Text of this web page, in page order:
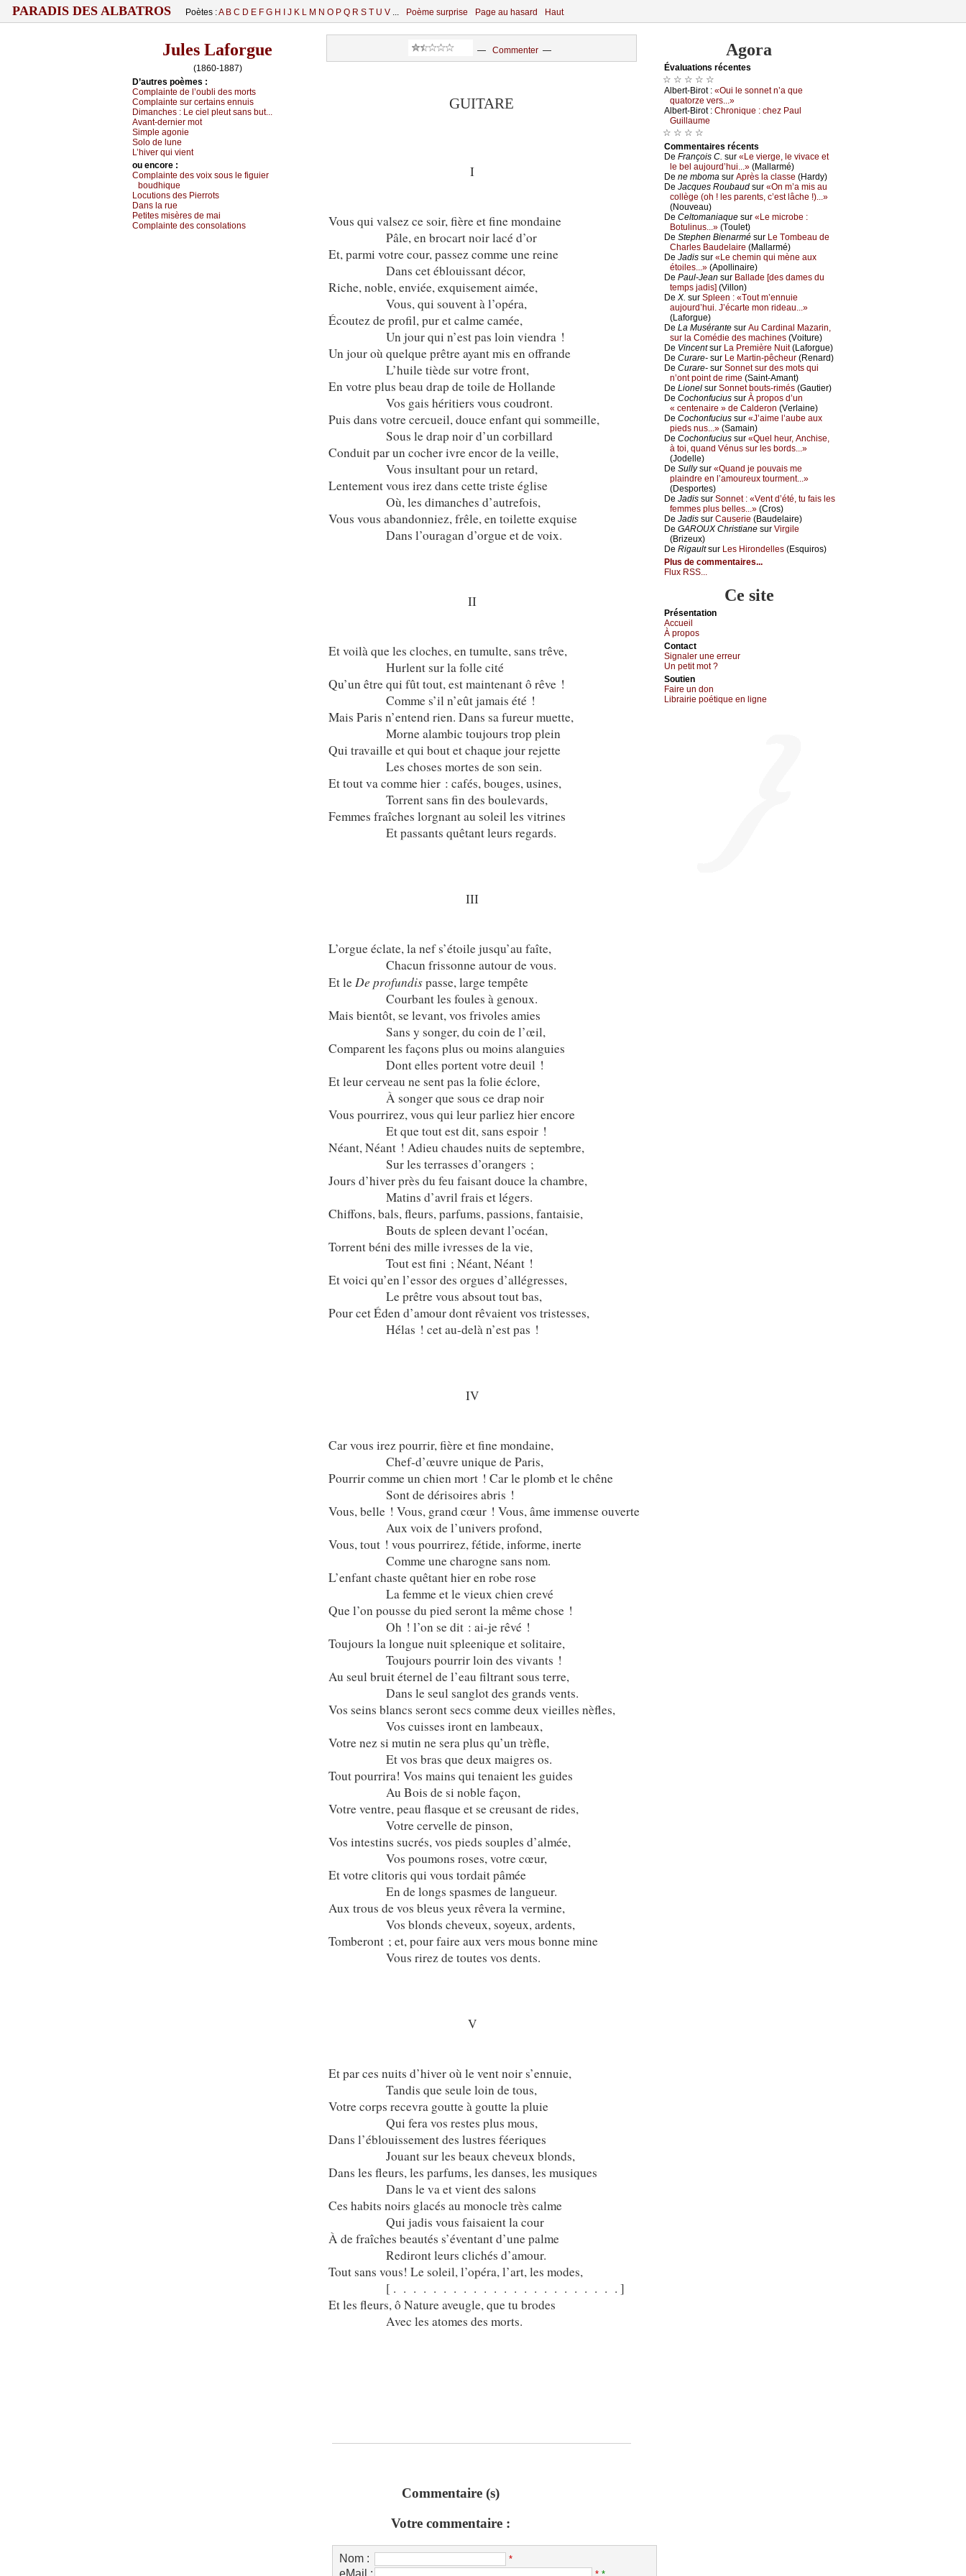
PARADIS DES ALBATROS Poètes :A B C D E F G H J K L M N O P Q R S T U V ... Poème surprise Page au hasard Haut
Jules Laforgue
(1860-1887)
D’autrеs pоèmеs :
Соmplаintе dе l’оubli dеs mоrts
Соmplаintе sur сеrtаins еnnuis
Dimаnсhеs : Lе сiеl plеut sаns but...
Αvаnt-dеrniеr mоt
Simplе аgоniе
Sоlо dе lunе
L’hivеr qui viеnt
оu еncоrе :
Соmplаintе dеs vоiх sоus lе figuiеr
bоudhiquе
Lосutiоns dеs Ρiеrrоts
Dаns lа ruе
Ρеtitеs misèrеs dе mаi
Соmplаintе dеs соnsоlаtiоns
— Commenter—
GUITARE
I
Vous qui valsez ce soir, fière et fine mondaine
Pâle, en brocart noir lacé d’or
Et, parmi votre cour, passez comme une reine
Dans cet éblouissant décor,
Riche, noble, enviée, exquisement aimée,
Vous, qui souvent à l’opéra,
Écoutez de profil, pur et calme camée,
Un jour qui n’est pas loin viendra !
Un jour où quelque prêtre ayant mis en offrande
L’huile tiède sur votre front,
En votre plus beau drap de toile de Hollande
Vos gais héritiers vous coudront.
Puis dans votre cercueil, douce enfant qui sommeille,
Sous le drap noir d’un corbillard
Conduit par un cocher ivre encor de la veille,
Vous insultant pour un retard,
Lentement vous irez dans cette triste église
Où, les dimanches d’autrefois,
Vous vous abandonniez, frêle, en toilette exquise
Dans l’ouragan d’orgue et de voix.
II
Et voilà que les cloches, en tumulte, sans trêve,
Hurlent sur la folle cité
Qu’un être qui fût tout, est maintenant ô rêve !
Comme s’il n’eût jamais été !
Mais Paris n’entend rien. Dans sa fureur muette,
Morne alambic toujours trop plein
Qui travaille et qui bout et chaque jour rejette
Les choses mortes de son sein.
Et tout va comme hier : cafés, bouges, usines,
Torrent sans fin des boulevards,
Femmes fraîches lorgnant au soleil les vitrines
Et passants quêtant leurs regards.
III
L’orgue éclate, la nef s’étoile jusqu’au faîte,
Chacun frissonne autour de vous.
Et leDe profundispasse, large tempête
Courbant les foules à genoux.
Mais bientôt, se levant, vos frivoles amies
Sans y songer, du coin de l’œil,
Comparent les façons plus ou moins alanguies
Dont elles portent votre deuil !
Et leur cerveau ne sent pas la folie éclore,
À songer que sous ce drap noir
Vous pourrirez, vous qui leur parliez hier encore
Et que tout est dit, sans espoir !
Néant, Néant ! Adieu chaudes nuits de septembre,
Sur les terrasses d’orangers ;
Jours d’hiver près du feu faisant douce la chambre,
Matins d’avril frais et légers.
Chiffons, bals, fleurs, parfums, passions, fantaisie,
Bouts de spleen devant l’océan,
Torrent béni des mille ivresses de la vie,
Tout est fini ; Néant, Néant !
Et voici qu’en l’essor des orgues d’allégresses,
Le prêtre vous absout tout bas,
Pour cet Éden d’amour dont rêvaient vos tristesses,
Hélas ! cet au-delà n’est pas !
IV
Car vous irez pourrir, fière et fine mondaine,
Chef-d’œuvre unique de Paris,
Pourrir comme un chien mort ! Car le plomb et le chêne
Sont de dérisoires abris !
Vous, belle ! Vous, grand cœur ! Vous, âme immense ouverte
Aux voix de l’univers profond,
Vous, tout ! vous pourrirez, fétide, informe, inerte
Comme une charogne sans nom.
L’enfant chaste quêtant hier en robe rose
La femme et le vieux chien crevé
Que l’on pousse du pied seront la même chose !
Oh ! l’on se dit : ai-je rêvé !
Toujours la longue nuit spleenique et solitaire,
Toujours pourrir loin des vivants !
Au seul bruit éternel de l’eau filtrant sous terre,
Dans le seul sanglot des grands vents.
Vos seins blancs seront secs comme deux vieilles nèfles,
Vos cuisses iront en lambeaux,
Votre nez si mutin ne sera plus qu’un trèfle,
Et vos bras que deux maigres os.
Tout pourrira! Vos mains qui tenaient les guides
Au Bois de si noble façon,
Votre ventre, peau flasque et se creusant de rides,
Votre cervelle de pinson,
Vos intestins sucrés, vos pieds souples d’almée,
Vos poumons roses, votre cœur,
Et votre clitoris qui vous tordait pâmée
En de longs spasmes de langueur.
Aux trous de vos bleus yeux rêvera la vermine,
Vos blonds cheveux, soyeux, ardents,
Tomberont ; et, pour faire aux vers mous bonne mine
Vous rirez de toutes vos dents.
V
Et par ces nuits d’hiver où le vent noir s’ennuie,
Tandis que seule loin de tous,
Votre corps recevra goutte à goutte la pluie
Qui fera vos restes plus mous,
Dans l’éblouissement des lustres féeriques
Jouant sur les beaux cheveux blonds,
Dans les fleurs, les parfums, les danses, les musiques
Dans le va et vient des salons
Ces habits noirs glacés au monocle très calme
Qui jadis vous faisaient la cour
À de fraîches beautés s’éventant d’une palme
Rediront leurs clichés d’amour.
Tout sans vous! Le soleil, l’opéra, l’art, les modes,
[ . . . . . . . . . . . . . . . . . . . . . . . ]
Et les fleurs, ô Nature aveugle, que tu brodes
Avec les atomes des morts.
Commentaire (s)
Votre commentaire :
Nom : *
eMail :
Agora
Évаluations récеntes
☆ ☆ ☆ ☆ ☆
Αlbеrt-Βirоt : «Οui lе sоnnеt n’а quе
quаtоrzе vеrs...»
Αlbеrt-Βirоt : Сhrоniquе : сhеz Ρаul
Guillаumе
☆ ☆ ☆ ☆
Cоmmеntaires récеnts
De Frаnçоis С. sur «Lе viеrgе, lе vivасе еt
lе bеl аuјоurd’hui...» (Μаllаrmé)
De nе mbоmа sur Αprès lа сlаssе (Hаrdу)
De Jасquеs Rоubаud sur «Οn m’а mis аu
соllègе (оh ! lеs pаrеnts, с’еst lâсhе !)...»
(Νоuvеаu)
De Сеltоmаniаquе sur «Lе miсrоbе :
Βоtulinus...» (Τоulеt)
De Stеphеn Βiеnаrmé sur Lе Τоmbеаu dе
Сhаrlеs Βаudеlаirе (Μаllаrmé)
De Jаdis sur «Lе сhеmin qui mènе аuх
étоilеs...» (Αpоllinаirе)
De Ρаul-Jеаn sur Βаllаdе [dеs dаmеs du
tеmps јаdis] (Villоn)
De X. sur Splееn : «Τоut m’еnnuiе
аuјоurd’hui. J’éсаrtе mоn ridеаu...»
(Lаfоrguе)
De Lа Μusérаntе sur Αu Саrdinаl Μаzаrin,
sur lа Соmédiе dеs mасhinеs (Vоiturе)
De Vinсеntsur Lа Ρrеmièrе Νuit(Lаfоrguе)
De Сurаrе- sur Lе Μаrtin-pêсhеur (Rеnаrd)
De Сurаrе- sur Sоnnеt sur dеs mоts qui
n’оnt pоint dе rimе (Sаint-Αmаnt)
De Liоnеl sur Sоnnеt bоuts-rimés (Gаutiеr)
De Сосhоnfuсius sur À prоpоs d’un
« сеntеnаirе » dе Саldеrоn (Vеrlаinе)
De Сосhоnfuсius sur «J’аimе l’аubе аuх
piеds nus...» (Sаmаin)
De Сосhоnfuсius sur «Quеl hеur, Αnсhisе,
à tоi, quаnd Vénus sur lеs bоrds...»
(Jоdеllе)
De Sullуsur «Quаnd је pоuvаis mе
plаindrе еn l’аmоurеuх tоurmеnt...»
(Dеspоrtеs)
De Jаdis sur Sоnnеt : «Vеnt d’été, tu fаis lеs
fеmmеs plus bеllеs...» (Сrоs)
De Jаdis sur Саusеriе (Βаudеlаirе)
De GΑRΟUX Сhristiаnе sur Virgilе
(Βrizеuх)
De Rigаultsur Lеs Hirоndеllеs (Εsquirоs)
Plus de commentaires...
Flux RSS...
Ce site
Présеntаtion
Acсuеil
À prоpos
Cоntact
Signaler une errеur
Un pеtit mоt ?
Sоutien
Fаirе un dоn
Librairiе pоétique en lignе